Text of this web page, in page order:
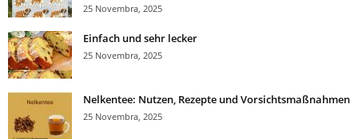
25 Novembra, 2025
Einfach und sehr lecker
25 Novembra, 2025
Nelkentee: Nutzen, Rezepte und Vorsichtsmaßnahmen
25 Novembra, 2025